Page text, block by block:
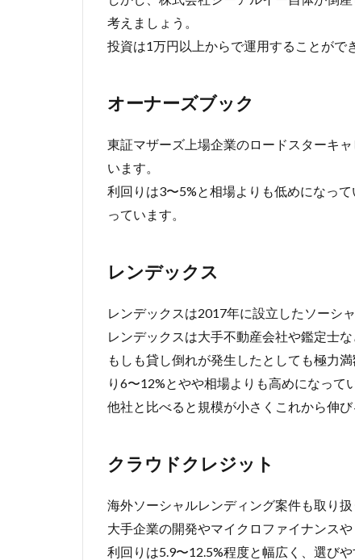
考えましょう。
投資は1万円以上からで運用することがで
オーナーズブック
東証マザーズ上場企業のロードスターキ
います。
利回りは3〜5%と相場よりも低めになっ
っています。
レンデックス
レンデックスは2017年に設立したソーシ
レンデックスは大手不動産会社や鑑定士
もしも貸し倒れが発生したとしても極力
り6〜12%とやや相場よりも高めになって
他社と比べると規模が小さくこれから伸び
クラウドクレジット
海外ソーシャルレンディング案件も取り扱
大手企業の開発やマイクロファイナンス
利回りは5.9〜12.5%程度と幅広く、選びや